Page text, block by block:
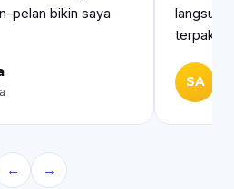
pelan bikin saya
terpakai
SA
← →